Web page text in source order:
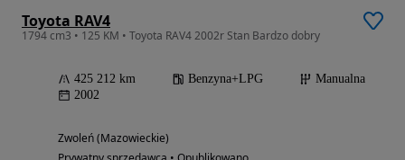
Toyota RAV4
1794 cm3 • 125 KM • Toyota RAV4 2002r Stan Bardzo dobry
425 212 km Benzyna+LPG
Manualna
2002
Zwoleń (Mazowieckie)